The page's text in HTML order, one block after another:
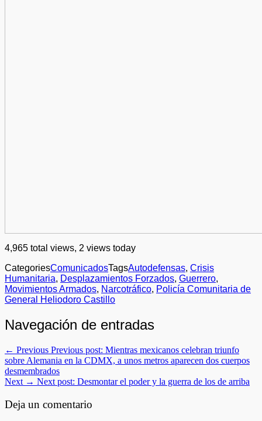
4,965 total views, 2 views today
CategoriesComunicadosTagsAutodefensas, Crisis
Humanitaria, Desplazamientos Forzados, Guerrero,
Movimientos Armados, Narcotráfico, Policía Comunitaria de
General Heliodoro Castillo
Navegación de entradas
← Previous Previous post: Mientras mexicanos celebran triunfo
sobre Alemania en la CDMX, a unos metros aparecen dos cuerpos
desmembrados
Next → Next post: Desmontar el poder y la guerra de los de arriba
Deja un comentario